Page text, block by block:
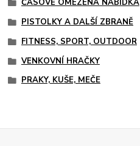
ČASOVĚ OMEZENÁ NABÍDKA
PISTOLKY A DALŠÍ ZBRANĚ
FITNESS, SPORT, OUTDOOR
VENKOVNÍ HRAČKY
PRAKY, KUŠE, MEČE